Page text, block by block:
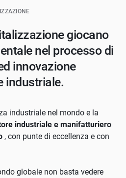
giocano
nel processo di
innovazione
industriale.
industriale nel mondo e la
industriale e manifatturiero
, con punte di eccellenza e con
globale non basta vedere